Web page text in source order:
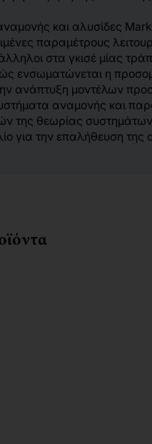
και αλυσίδες
παραμέτρους
στα γκισέ μίας
ενσωματώνεται η
ανάπτυξη μοντέλων
αναμονής και
της θεωρίας
για την επαλήθευση